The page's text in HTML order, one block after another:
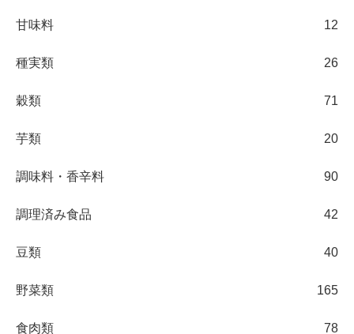
甘味料 12
種実類 26
穀類 71
芋類 20
調味料・香辛料 90
調理済み食品 42
豆類 40
野菜類 165
食肉類 78